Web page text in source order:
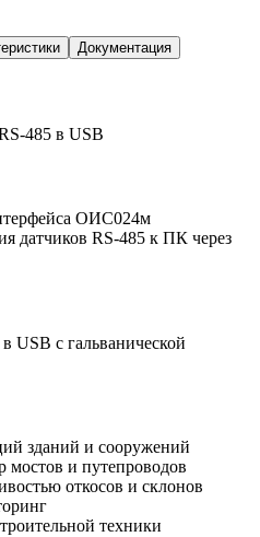
Документация
485 в USB
ОИС024м
датчиков RS-485 к ПК через
USB с гальванической
зданий и сооружений
мостов и путепроводов
откосов и склонов
техники